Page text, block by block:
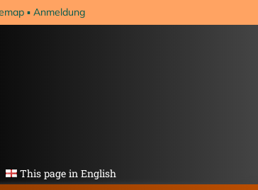
Anmeldung
This page in English